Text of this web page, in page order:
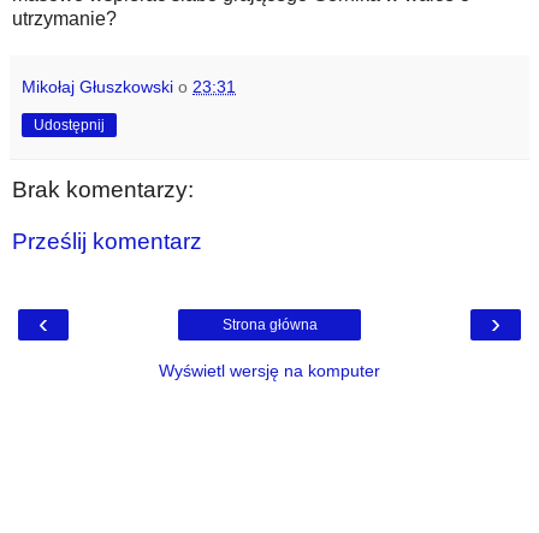
utrzymanie?
Mikołaj Głuszkowski o 23:31
Udostępnij
Brak komentarzy:
Prześlij komentarz
‹ ›
Strona główna
Wyświetl wersję na komputer